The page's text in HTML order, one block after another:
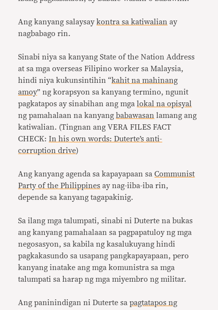
Ang kanyang salaysay kontra sa katiwalian ay
nagbabago rin.
Sinabi niya sa kanyang State of the Nation Address
at sa mga overseas Filipino worker sa Malaysia,
hindi niya kukunsintihin “ kahit na mahinang
amoy” ng korapsyon sa kanyang termino, ngunit
pagkatapos ay sinabihan ang mgalokal na opisyal
ng pamahalaan na kanyangbabawasan lamang ang
katiwalian. (Tingnan ang VERA FILES FACT
CHECK:In his own words: Duterte’s anti-
corruption drive)
Ang kanyang agenda sa kapayapaan saCommunist
Party of the Philippines ay nag-iiba-iba rin,
depende sa kanyang tagapakinig.
Sa ilang mga talumpati, sinabi ni Duterte na bukas
ang kanyang pamahalaan sa pagpapatuloy ng mga
negosasyon, sa kabila ng kasalukuyang hindi
pagkakasundo sa usapang pangkapayapaan, pero
kanyang inatake ang mga komunistra sa mga
talumpati sa harap ng mga miyembro ng militar.
Ang paninindigan ni Duterte sapagtatapos ng